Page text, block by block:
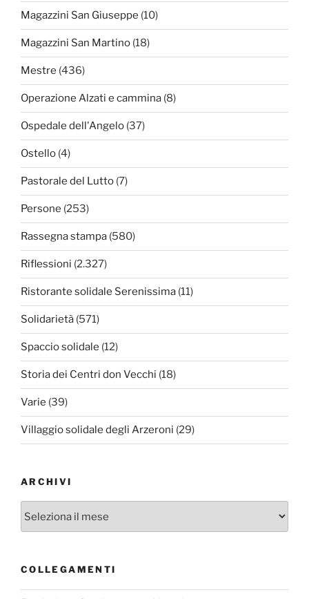
Magazzini San Giuseppe (10)
Magazzini San Martino (18)
Mestre (436)
Operazione Alzati e cammina (8)
Ospedale dell'Angelo (37)
Ostello (4)
Pastorale del Lutto (7)
Persone (253)
Rassegna stampa (580)
Riflessioni (2.327)
Ristorante solidale Serenissima (11)
Solidarietà (571)
Spaccio solidale (12)
Storia dei Centri don Vecchi (18)
Varie (39)
Villaggio solidale degli Arzeroni (29)
ARCHIVI
Archivi
COLLEGAMENTI